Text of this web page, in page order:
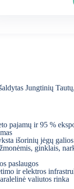
Jungtinių
pajamų ir 95 %
išorinių jėgų
ginklais,
paslaugos
ir elektros
valiutos rinka